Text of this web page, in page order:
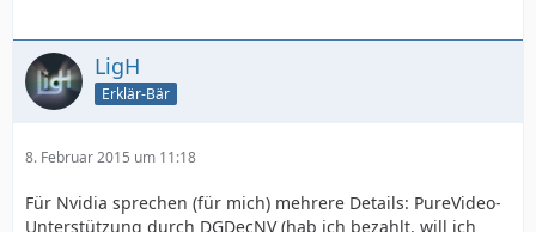
LigH
Erklär-Bär
8. Februar 2015 um 11:18
Für Nvidia sprechen (für mich) mehrere Details: PureVideo-
Unterstützung durch DGDecNV (hab ich bezahlt, will ich